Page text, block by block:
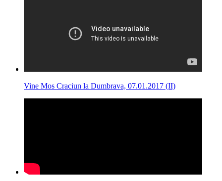
Vine Mos Craciun la Dumbrava, 07.01.2017 (II)